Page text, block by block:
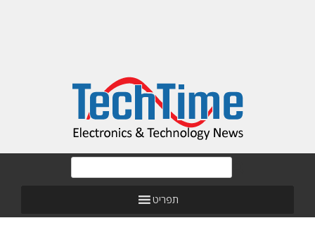
תפריט